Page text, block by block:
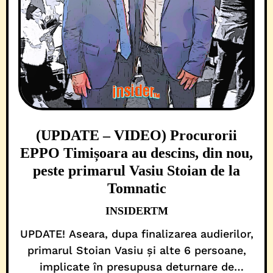
(UPDATE – VIDEO) Procurorii
EPPO Timișoara au descins, din nou,
peste primarul Vasiu Stoian de la
Tomnatic
INSIDERTM
UPDATE! Aseara, dupa finalizarea audierilor,
primarul Stoian Vasiu și alte 6 persoane,
implicate în presupusa deturnare de